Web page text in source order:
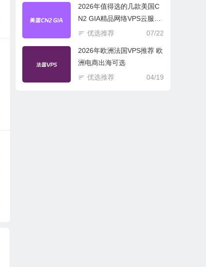
2026年值得选的几款美国C
N2 GIA精品网络VPS云服务
器推荐
07/22
优选推荐
2026年欧洲法国VPS推荐 欧
洲电商出海可选
04/19
优选推荐